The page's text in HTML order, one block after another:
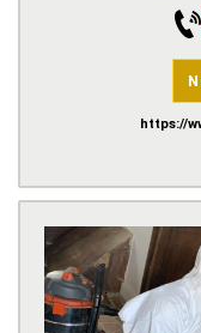
https://